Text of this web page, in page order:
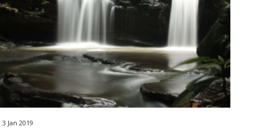
3 Jan 2019